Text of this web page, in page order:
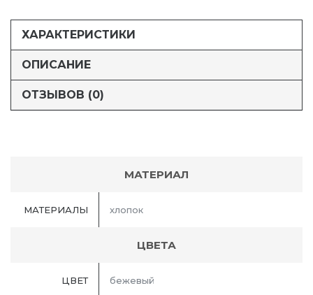
ХАРАКТЕРИСТИКИ
ОПИСАНИЕ
ОТЗЫВОВ (0)
МАТЕРИАЛ
МАТЕРИАЛЫ хлопок
ЦВЕТА
ЦВЕТ бежевый